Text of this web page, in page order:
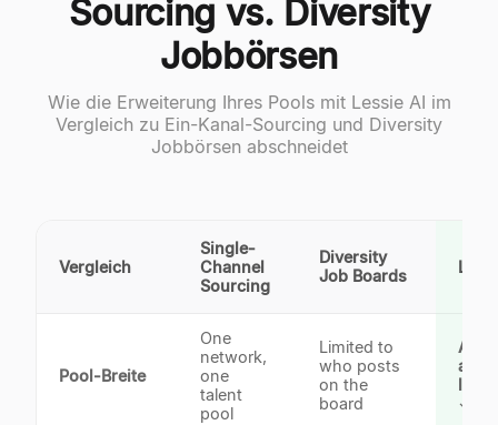
Sourcing vs. Diversity
Jobbörsen
Wie die Erweiterung Ihres Pools mit Lessie AI im
Vergleich zu Ein-Kanal-Sourcing und Diversity
Jobbörsen abschneidet
Vergleich
Single-
Channel
Sourcing
Diversity
Job Boards
Pool-Breite
One
network,
one
talent
pool
Limited to
who posts
on the
board
A
live
✓